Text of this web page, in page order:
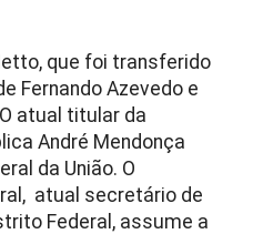
que foi transferido
Fernando Azevedo e
atual titular da
André Mendonça
da União. O
atual secretário de
Federal, assume a